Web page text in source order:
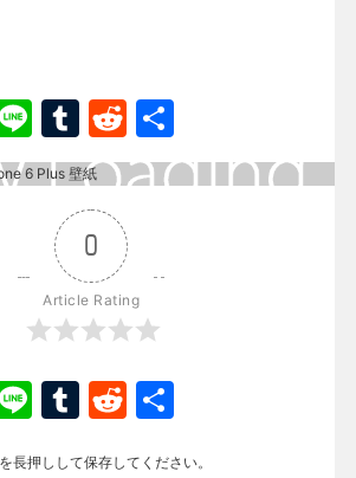
LineTumblr
Reddit
有
0
Article Rating
LineTumblr
Reddit
長押しして保存してください。